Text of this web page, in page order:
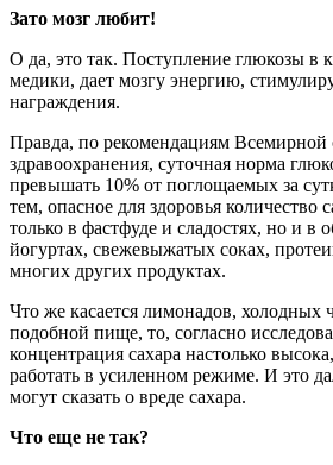
Зато мозг любит!
О да, это так. Поступление глюкозы в
медики, дает мозгу энергию,
награждения.
Правда, по рекомендациям Всемирной
здравоохранения, суточная норма
превышать 10% от поглощаемых за
тем, опасное для здоровья количество
только в фастфуде и сладостях, но и в
йогуртах, свежевыжатых соках,
многих других продуктах.
Что же касается лимонадов, холодных
подобной пище, то, согласно
концентрация сахара настолько
работать в усиленном режиме. И это
могут сказать о вреде сахара.
Что еще не так?